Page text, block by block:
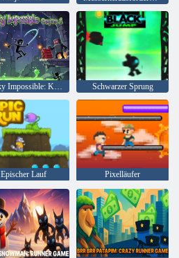
Sticky Impossible: Kapitel 1 Schwarzer Sprung
Epischer Lauf Pixelläufer